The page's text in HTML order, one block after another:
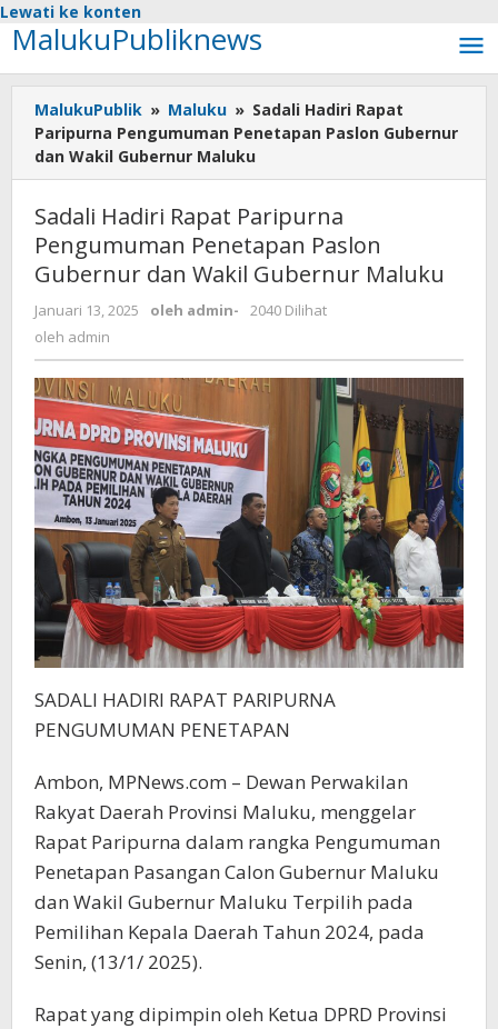
Lewati ke konten
MalukuPubliknews
MalukuPublik » Maluku » Sadali Hadiri Rapat
Paripurna Pengumuman Penetapan Paslon Gubernur
dan Wakil Gubernur Maluku
Sadali Hadiri Rapat Paripurna
Pengumuman Penetapan Paslon
Gubernur dan Wakil Gubernur Maluku
Januari 13, 2025 oleh admin-
2040 Dilihat
oleh admin
SADALI HADIRI RAPAT PARIPURNA
PENGUMUMAN PENETAPAN
Ambon, MPNews.com – Dewan Perwakilan
Rakyat Daerah Provinsi Maluku, menggelar
Rapat Paripurna dalam rangka Pengumuman
Penetapan Pasangan Calon Gubernur Maluku
dan Wakil Gubernur Maluku Terpilih pada
Pemilihan Kepala Daerah Tahun 2024, pada
Senin, (13/1/ 2025).
Rapat yang dipimpin oleh Ketua DPRD Provinsi